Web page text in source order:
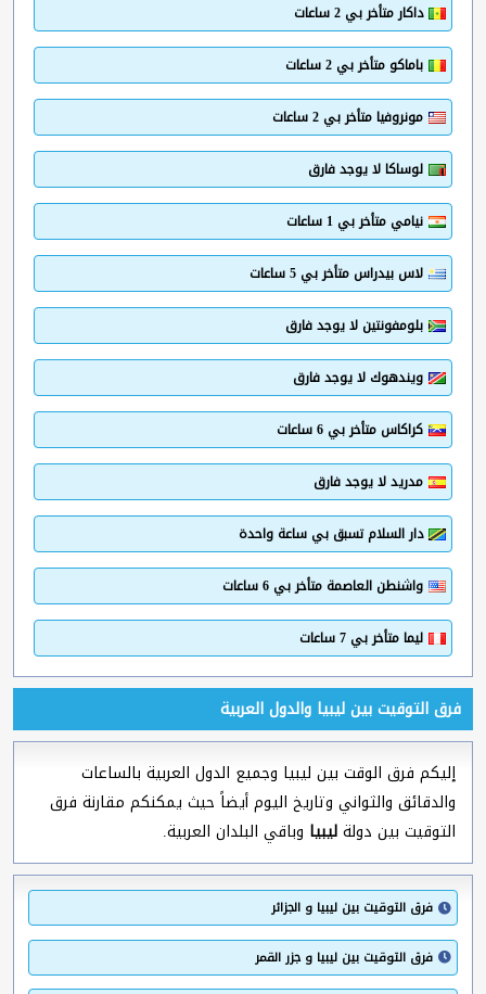
داكار متأخر بي 2 ساعات
باماكو متأخر بي 2 ساعات
مونروفيا متأخر بي 2 ساعات
لوساكا لا يوجد فارق
نيامي متأخر بي 1 ساعات
لاس بيدراس متأخر بي 5 ساعات
بلومفونتين لا يوجد فارق
ويندهوك لا يوجد فارق
كراكاس متأخر بي 6 ساعات
مدريد لا يوجد فارق
دار السلام تسبق بي ساعة واحدة
واشنطن العاصمة متأخر بي 6 ساعات
ليما متأخر بي 7 ساعات
فرق التوقيت بين ليبيا والدول العربية
إليكم فرق الوقت بين ليبيا وجميع الدول العربية بالساعات
والدقائق والثواني وتاريخ اليوم أيضاً حيث يمكنكم مقارنة فرق
التوقيت بين دولةليبيا وباقي البلدان العربية.
فرق التوقيت بين ليبيا و الجزائر
فرق التوقيت بين ليبيا و جزر القمر